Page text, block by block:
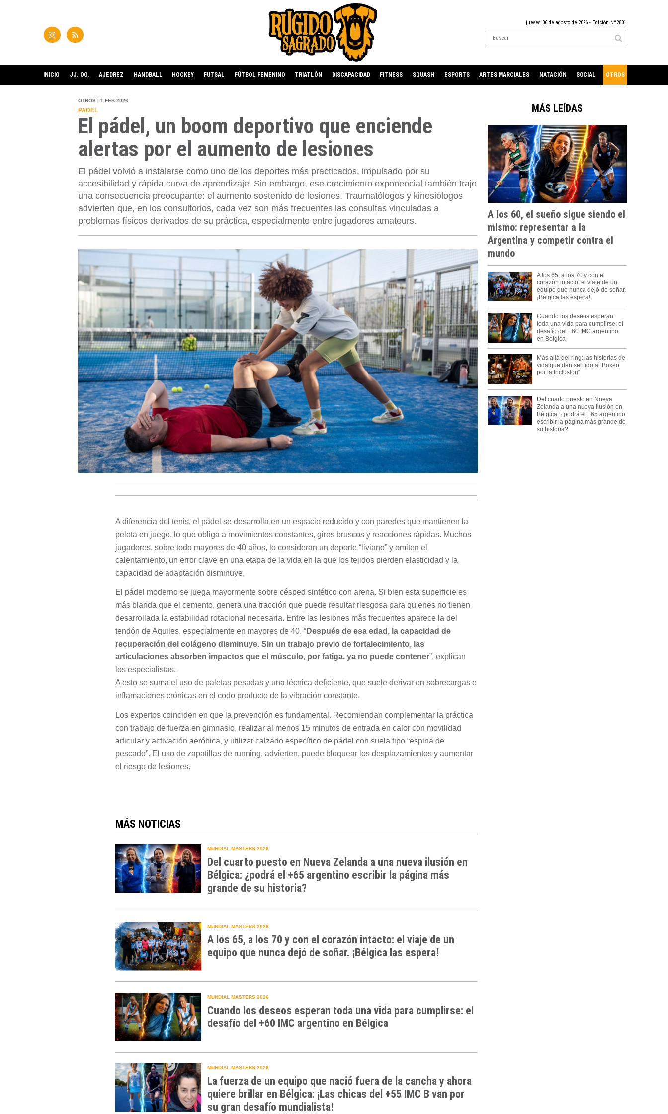
jueves 06 de agosto de 2026 - Edición Nº2801
INICIO JJ. OO. AJEDREZ HANDBALL HOCKEY FUTSAL FÚTBOL FEMENINO TRIATLÓN DISCAPACIDAD FITNESS SQUASH ESPORTS ARTES MARCIALES NATACIÓN SOCIAL OTROS
OTROS | 1 FEB 2026
PADEL
El pádel, un boom deportivo que enciende
alertas por el aumento de lesiones
El pádel volvió a instalarse como uno de los deportes más practicados, impulsado por su
accesibilidad y rápida curva de aprendizaje. Sin embargo, ese crecimiento exponencial también trajo
una consecuencia preocupante: el aumento sostenido de lesiones. Traumatólogos y kinesiólogos
advierten que, en los consultorios, cada vez son más frecuentes las consultas vinculadas a
problemas físicos derivados de su práctica, especialmente entre jugadores amateurs.
A diferencia del tenis, el pádel se desarrolla en un espacio reducido y con paredes que mantienen la
pelota en juego, lo que obliga a movimientos constantes, giros bruscos y reacciones rápidas. Muchos
jugadores, sobre todo mayores de 40 años, lo consideran un deporte “liviano” y omiten el
calentamiento, un error clave en una etapa de la vida en la que los tejidos pierden elasticidad y la
capacidad de adaptación disminuye.
El pádel moderno se juega mayormente sobre césped sintético con arena. Si bien esta superficie es
más blanda que el cemento, genera una tracción que puede resultar riesgosa para quienes no tienen
desarrollada la estabilidad rotacional necesaria. Entre las lesiones más frecuentes aparece la del
tendón de Aquiles, especialmente en mayores de 40. “Después de esa edad, la capacidad de
recuperación del colágeno disminuye. Sin un trabajo previo de fortalecimiento, las
articulaciones absorben impactos que el músculo, por fatiga, ya no puede contener”, explican
los especialistas.
A esto se suma el uso de paletas pesadas y una técnica deficiente, que suele derivar en sobrecargas e
inflamaciones crónicas en el codo producto de la vibración constante.
Los expertos coinciden en que la prevención es fundamental. Recomiendan complementar la práctica
con trabajo de fuerza en gimnasio, realizar al menos 15 minutos de entrada en calor con movilidad
articular y activación aeróbica, y utilizar calzado específico de pádel con suela tipo “espina de
pescado”. El uso de zapatillas de running, advierten, puede bloquear los desplazamientos y aumentar
el riesgo de lesiones.
MÁS NOTICIAS
MUNDIAL MASTERS 2026
Del cuarto puesto en Nueva Zelanda a una nueva ilusión en
Bélgica: ¿podrá el +65 argentino escribir la página más
grande de su historia?
MUNDIAL MASTERS 2026
A los 65, a los 70 y con el corazón intacto: el viaje de un
equipo que nunca dejó de soñar. ¡Bélgica las espera!
MUNDIAL MASTERS 2026
Cuando los deseos esperan toda una vida para cumplirse: el
desafío del +60 IMC argentino en Bélgica
MUNDIAL MASTERS 2026
La fuerza de un equipo que nació fuera de la cancha y ahora
quiere brillar en Bélgica: ¡Las chicas del +55 IMC B van por
su gran desafío mundialista!
MÁS LEÍDAS
A los 60, el sueño sigue siendo el
mismo: representar a la
Argentina y competir contra el
mundo
A los 65, a los 70 y con el
corazón intacto: el viaje de un
equipo que nunca dejó de soñar.
¡Bélgica las espera!
Cuando los deseos esperan
toda una vida para cumplirse: el
desafío del +60 IMC argentino
en Bélgica
Más allá del ring: las historias de
vida que dan sentido a “Boxeo
por la Inclusión”
Del cuarto puesto en Nueva
Zelanda a una nueva ilusión en
Bélgica: ¿podrá el +65 argentino
escribir la página más grande de
su historia?